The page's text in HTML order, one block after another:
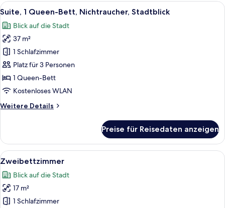
Alle
Fotos
für
Suite,
Queen-
Bett,
Nichtraucher,
anzeigen
Ein Hotelzimmer mit Schreibtisch
7
Suite, 1 Queen-Bett, Nichtraucher, Stadtblick
Blick auf die Stadt
37 m²
1 Schlafzimmer
Platz für 3 Personen
1 Queen-Bett
Kostenloses WLAN
Weitere Details
Weitere
1
Queen-
Bett,
Stadtblick
Preise für Reisedaten anzeigen
Alle
Fotos
für
Zweibettzimmer
anzeigen
Zweibettzimmer | Zimmersafe,
6
Zweibettzimmer
Blick auf die Stadt
17 m²
1 Schlafzimmer